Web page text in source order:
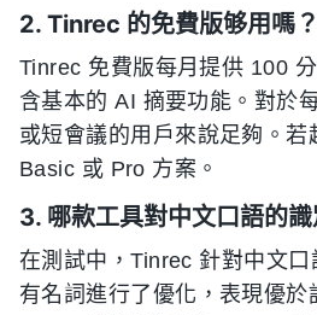
2. Tinrec 的免費版够用嗎
Tinrec 免費版每月提供 100
含基本的 AI 摘要功能。對於
或短會議的用戶來說足夠。若
Basic 或 Pro 方案。
3. 哪款工具對中文口語的識
在測試中，Tinrec 針對中文
有名詞進行了優化，表現優於